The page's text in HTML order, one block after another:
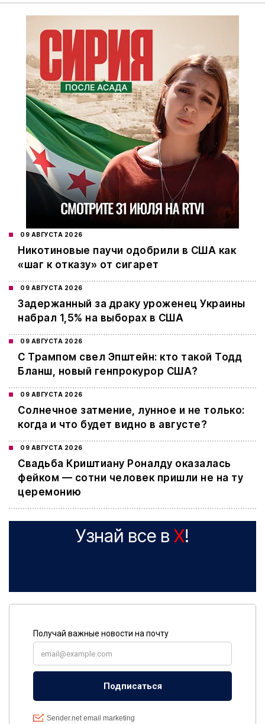
09 АВГУСТА 2026
Никотиновые паучи одобрили в США как
«шаг к отказу» от сигарет
09 АВГУСТА 2026
Задержанный за драку уроженец Украины
набрал 1,5% на выборах в США
09 АВГУСТА 2026
С Трампом свел Эпштейн: кто такой Тодд
Бланш, новый генпрокурор США?
09 АВГУСТА 2026
Cолнечное затмение, лунное и не только:
когда и что будет видно в августе?
09 АВГУСТА 2026
Свадьба Криштиану Роналду оказалась
фейком — сотни человек пришли не на ту
церемонию
Узнай все в X!